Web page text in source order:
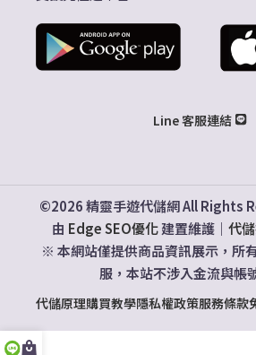
Line 客服連結
©2026 精靈手遊代儲網 All Rights
由 Edge SEO優化建置維護｜ 代
※ 本網站僅提供商品資訊展示，所
服，本站不涉入金流與帳
代儲原理購買教學隱私權政策服務條款